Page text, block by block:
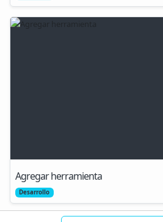
Agregar herramienta
Desarrollo